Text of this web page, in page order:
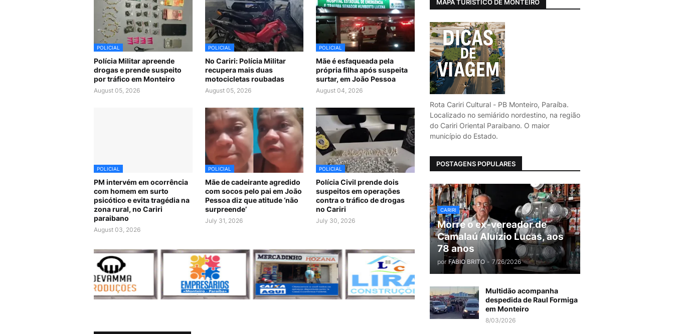
POLICIAL
Polícia Militar apreende
drogas e prende suspeito
por tráfico em Monteiro
August 05, 2026
POLICIAL
No Cariri: Polícia Militar
recupera mais duas
motocicletas roubadas
August 05, 2026
POLICIAL
Mãe é esfaqueada pela
própria filha após suspeita
surtar, em João Pessoa
August 04, 2026
POLICIAL
PM intervém em ocorrência
com homem em surto
psicótico e evita tragédia na
zona rural, no Cariri
paraibano
August 03, 2026
POLICIAL
Mãe de cadeirante agredido
com socos pelo pai em João
Pessoa diz que atitude ‘não
surpreende’
July 31, 2026
POLICIAL
Polícia Civil prende dois
suspeitos em operações
contra o tráfico de drogas
no Cariri
July 30, 2026
MAPA TURÍSTICO DE MONTEIRO
Rota Cariri Cultural - PB Monteiro, Paraíba.
Localizado no semiárido nordestino, na região
do Cariri Oriental Paraibano. O maior
município do Estado.
POSTAGENS POPULARES
CARIRI
Morre o ex-vereador de
Camalaú Aluízio Lucas, aos
78 anos
por FABIO BRITO - 7/26/2026
Multidão acompanha
despedida de Raul Formiga
em Monteiro
8/03/2026